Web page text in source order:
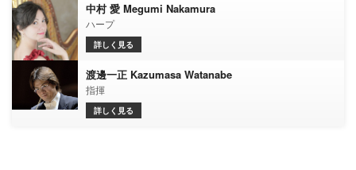
中村 愛 Megumi Nakamura
ハープ
詳しく見る
渡邊一正 Kazumasa Watanabe
指揮
詳しく見る